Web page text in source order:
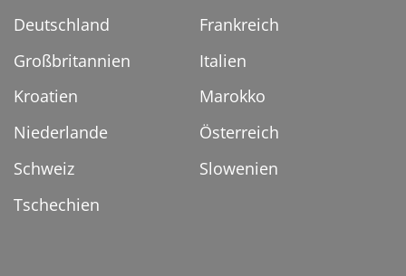
Deutschland
Frankreich
Großbritannien
Italien
Kroatien
Marokko
Niederlande
Österreich
Schweiz
Slowenien
Tschechien